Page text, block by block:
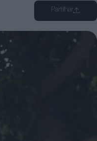
Partilhar